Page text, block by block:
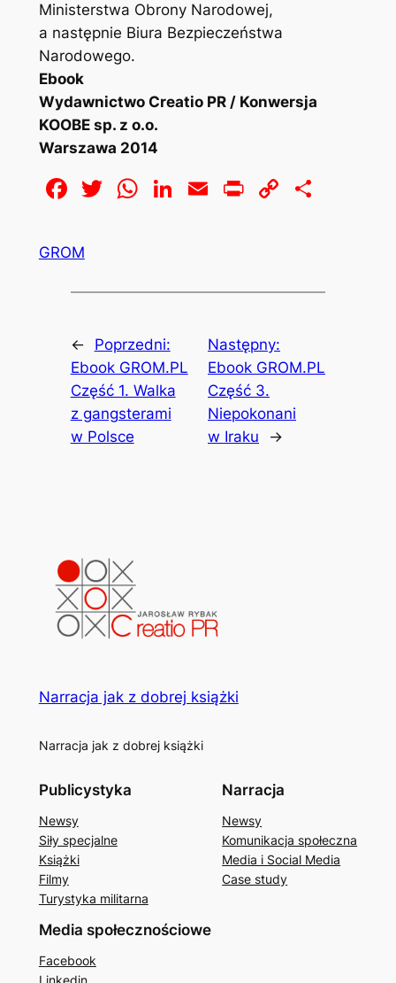
Ministerstwa Obrony Narodowej,
a następnie Biura Bezpieczeństwa
Narodowego.
Ebook
Wydawnictwo Creatio PR / Konwersja
KOOBE sp. z o.o.
Warszawa 2014
Facebook
Twitter
WhatsApp
LinkedIn
EmailPrintCopy
GROM
←
Poprzedni:
Ebook GROM.PL
Część 1. Walka
z gangsterami
w Polsce
Następny:
Ebook GROM.PL
Część 3.
Niepokonani
w Iraku
→
Narracja jak z dobrej książki
Narracja jak z dobrej książki
Publicystyka
Newsy
Siły specjalne
Książki
Filmy
Turystyka militarna
Narracja
Newsy
Komunikacja społeczna
Media i Social Media
Case study
Media społecznościowe
Facebook
Linkedin